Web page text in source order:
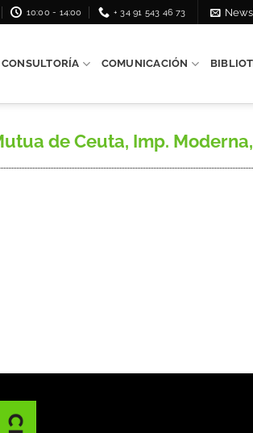
10:00 - 14:00 + 34 91 543 46 73
CONSULTORÍA COMUNICACIÓN
de Ceuta, Imp.